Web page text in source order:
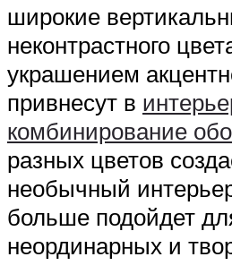
широкие
неконтрастного
украшением
привнесут в
комбинирование
разных цветов
необычный
больше подойдет
неординарных и